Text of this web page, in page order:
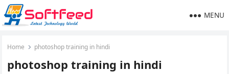
MENU
Home photoshop training in hindi
photoshop training in hindi